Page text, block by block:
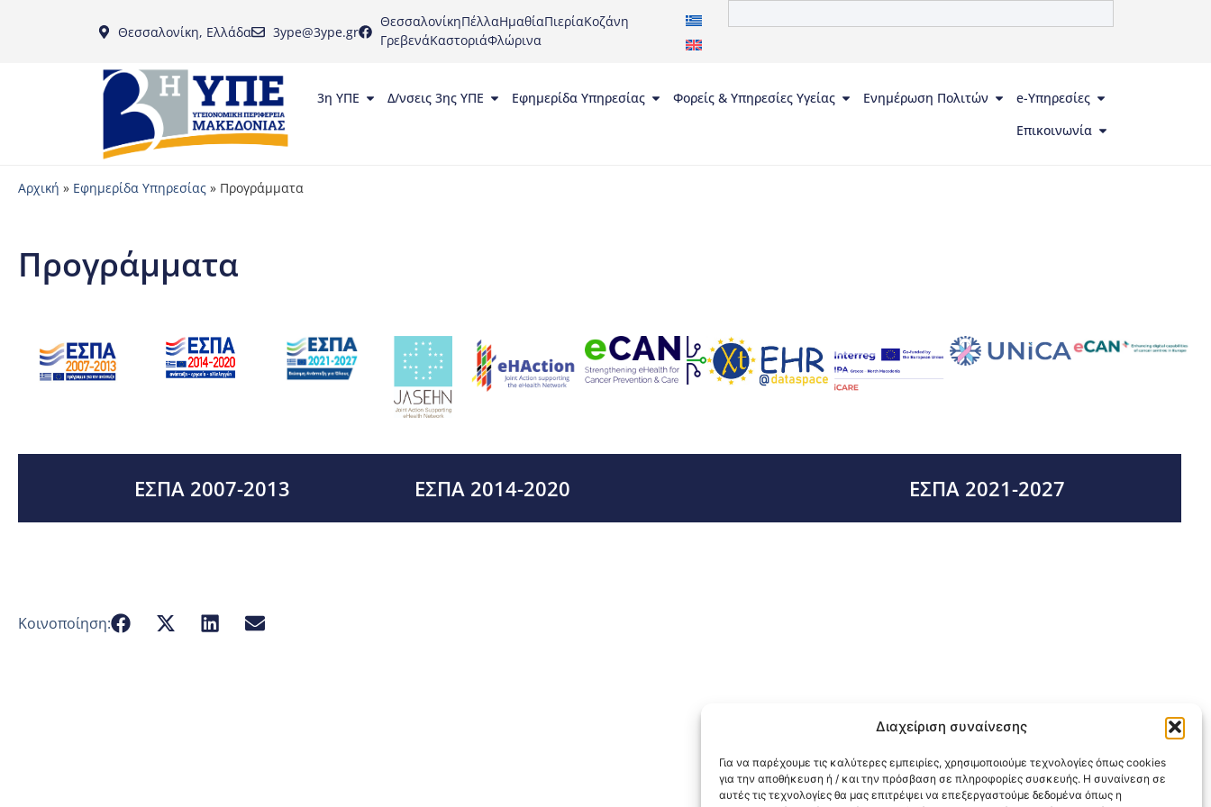
Διαχείριση συναίνεσης
Για να παρέχουμε τις καλύτερες εμπειρίες, χρησιμοποιούμε τεχνολογίες όπως cookies
για την αποθήκευση ή / και την πρόσβαση σε πληροφορίες συσκευής. Η συναίνεση σε
αυτές τις τεχνολογίες θα μας επιτρέψει να επεξεργαστούμε δεδομένα όπως η
Θεσσαλονίκη, Ελλάδα 3ype@3ype.gr
ΘεσσαλονίκηΠέλλαΗμαθίαΠιερίαΚοζάνη
ΓρεβενάΚαστοριάΦλώρινα
3η ΥΠΕ Δ/νσεις 3ης ΥΠΕ Εφημερίδα Υπηρεσίας Φορείς & Υπηρεσίες Υγείας Ενημέρωση Πολιτών
e-Υπηρεσίες
Επικοινωνία
Αρχική » Εφημερίδα Υπηρεσίας » Προγράμματα
Προγράμματα
ΕΣΠΑ 2007-2013 ΕΣΠΑ 2014-2020 ΕΣΠΑ 2021-2027
Κοινοποίηση: